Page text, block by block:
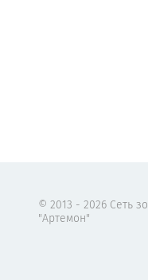
© 2013 - 2026 Сеть
"Артемон"